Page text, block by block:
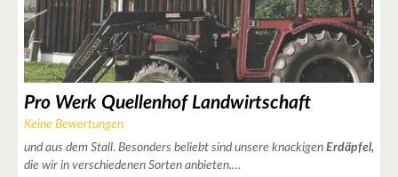
Pro Werk Quellenhof Landwirtschaft
Keine Bewertungen
und aus dem Stall. Besonders beliebt sind unsere knackigen Erdäpfel,
die wir in verschiedenen Sorten anbieten.…